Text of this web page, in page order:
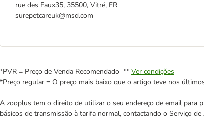
rue des Eaux35, 35500, Vitré, FR
surepetcareuk@msd.com
*PVR = Preço de Venda Recomendado ** Ver condições
*Preço regular = O preço mais baixo que o artigo teve nos
A zooplus tem o direito de utilizar o seu endereço de email para
básicos de transmissão à tarifa normal, contactando o Serviço